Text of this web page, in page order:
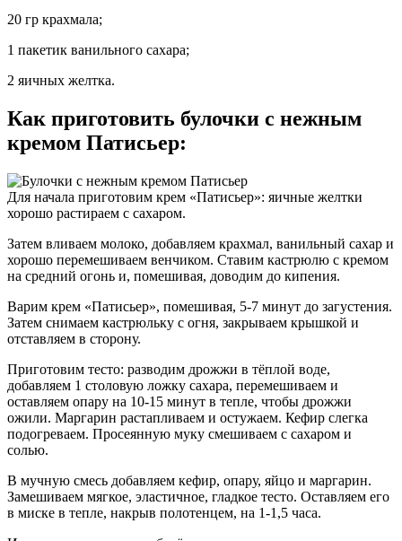
20 гр крахмала;
1 пакетик ванильного сахара;
2 яичных желтка.
Как приготовить булочки с нежным
кремом Патисьер:
Для начала приготовим крем «Патисьер»: яичные желтки
хорошо растираем с сахаром.
Затем вливаем молоко, добавляем крахмал, ванильный сахар и
хорошо перемешиваем венчиком. Ставим кастрюлю с кремом
на средний огонь и, помешивая, доводим до кипения.
Варим крем «Патисьер», помешивая, 5-7 минут до загустения.
Затем снимаем кастрюльку с огня, закрываем крышкой и
отставляем в сторону.
Приготовим тесто: разводим дрожжи в тёплой воде,
добавляем 1 столовую ложку сахара, перемешиваем и
оставляем опару на 10-15 минут в тепле, чтобы дрожжи
ожили. Маргарин растапливаем и остужаем. Кефир слегка
подогреваем. Просеянную муку смешиваем с сахаром и
солью.
В мучную смесь добавляем кефир, опару, яйцо и маргарин.
Замешиваем мягкое, эластичное, гладкое тесто. Оставляем его
в миске в тепле, накрыв полотенцем, на 1-1,5 часа.